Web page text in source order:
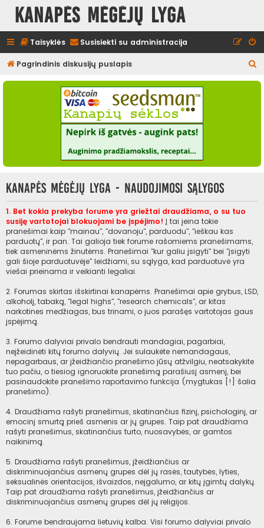
Kanapės mėgėjų lyga
Taisyklės Susisiekti su administracija
Pagrindinis diskusijų puslapis
e
Kanapės mėgėjų lyga - Naudojimosi sąlygos
1. Bet kokia prekyba forume yra griežtai draudžiama, o su tuo
susiję vartotojai blokuojami be įspėjimo! Į tai įeina tokie
pranešimai kaip "mainau", "dovanoju", parduodu", "ieškau kas
parduotų", ir pan. Tai galioja tiek forume rašomiems pranešimams,
tiek asmeninėms žinutėms. Pranešimai "kur galiu įsigyti" bei "įsigyti
gali šioje parduotuvėje" leidžiami, su sąlyga, kad parduotuvė yra
viešai prieinama ir veikianti legaliai.
2. Forumas skirtas išskirtinai kanapėms. Pranešimai apie grybus, LSD,
alkoholį, tabaką, "legal highs", "research chemicals", ar kitas
narkotines medžiagas, bus trinami, o juos parašęs vartotojas gaus
įspėjimą.
3. Forumo dalyviai privalo bendrauti mandagiai, pagarbiai,
neįžeidinėti kitų forumo dalyvių. Jei sulaukėte nemandagaus,
nepagarbaus, ar įžeidžiančio pranešimo jūsų atžvilgiu, neatsakykite
tuo pačiu, o tiesiog ignoruokite pranešimą parašiusį asmenį, bei
pasinaudokite pranešimo raportavimo funkcija (mygtukas [!] šalia
pranešimo).
4. Draudžiama rašyti pranešimus, skatinančius fizinį, psichologinį, ar
emocinį smurtą prieš asmenis ar jų grupes. Taip pat draudžiama
rašyti pranešimus, skatinančius turto, nuosavybės, ar gamtos
naikinimą.
5. Draudžiama rašyti pranešimus, įžeidžiančius ar
diskriminuojančius asmenų grupes dėl jų rasės, tautybės, lyties,
seksualinės orientacijos, išvaizdos, neįgalumo, ar kitų įgimtų dalykų.
Taip pat draudžiama rašyti pranešimus, įžeidžiančius ar
diskriminuojančius asmenų grupes dėl jų religijos.
6. Forume bendraujama lietuvių kalba. Visi forumo dalyviai privalo